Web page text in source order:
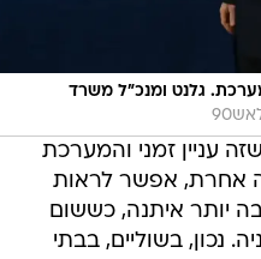
גלנט ומנכ"ל משרד
עניין זמני והמערכת
אחרת, אפשר לראות
יותר איתנה, כששום
נכון, בשוליים, בבתי